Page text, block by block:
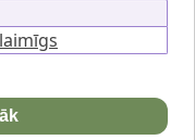
laimīgs